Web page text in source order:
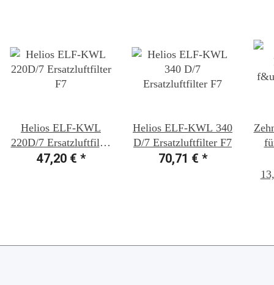
Helios ELF-KWL
220D/7 Ersatzluftfilter
F7
47,20 € *
Helios ELF-KWL 340
D/7 Ersatzluftfilter F7
70,71 € *